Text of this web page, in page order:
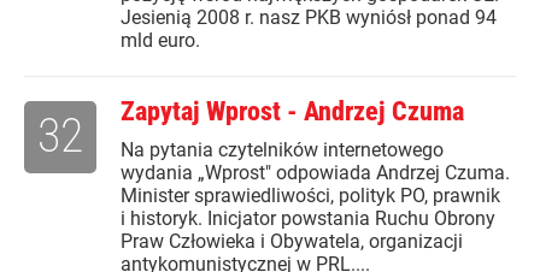
Jesienią 2008 r. nasz PKB wyniósł ponad 94
mld euro.
Zapytaj Wprost - Andrzej Czuma
Na pytania czytelników internetowego
wydania „Wprost" odpowiada Andrzej Czuma.
Minister sprawiedliwości, polityk PO, prawnik
i historyk. Inicjator powstania Ruchu Obrony
Praw Człowieka i Obywatela, organizacji
antykomunistycznej w PRL....
32